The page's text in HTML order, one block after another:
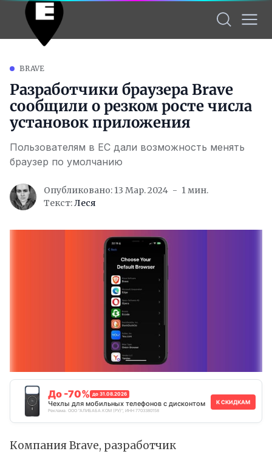
BRAVE
Разработчики браузера Brave
сообщили о резком росте числа
установок приложения
Пользователям в ЕС дали возможность менять
браузер по умолчанию
Опубликовано: 13 Мар. 2024
1 мин.
Текст:Леся
До -70% до 31.08.2026
Чехлы для мобильных телефонов с дисконтом
Реклама. ООО "АЛИБАБА.КОМ (РУ)", ИНН 7703380158
К СКИДКАМ
Компания Brave, разработчик